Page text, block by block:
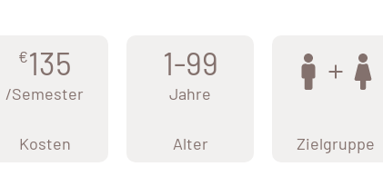
€135
/Semester
Kosten
1-99
Jahre
Alter Zielgruppe